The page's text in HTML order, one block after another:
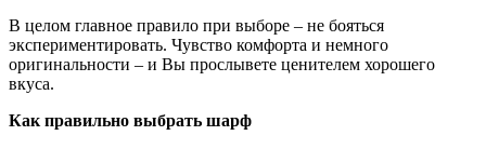
В целом главное правило при выборе – не бояться
экспериментировать. Чувство комфорта и немного
оригинальности – и Вы прослывете ценителем хорошего
вкуса.
Как правильно выбрать шарф